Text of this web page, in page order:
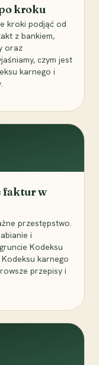
kroku
kroki podjąć od
z bankiem,
oraz
czym jest
karnego i
faktur w
przestępstwo.
i
Kodeksu
karnego
przepisy i